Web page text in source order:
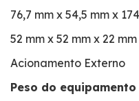
76,7 mm x 54,5 mm x
52 mm x 52 mm x 22
Acionamento Externo
Peso do equipamento